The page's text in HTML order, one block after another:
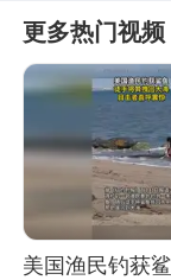
更多热门视频
美国渔民钓获